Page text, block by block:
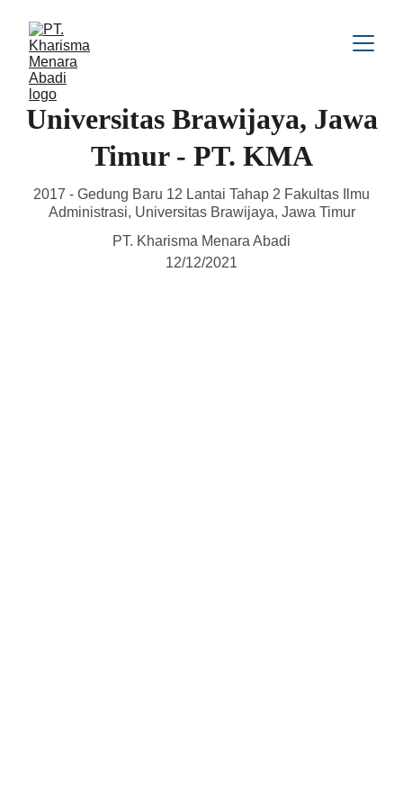
Universitas Brawijaya, Jawa
Timur - PT. KMA
2017 - Gedung Baru 12 Lantai Tahap 2 Fakultas Ilmu
Administrasi, Universitas Brawijaya, Jawa Timur
PT. Kharisma Menara Abadi
12/12/2021